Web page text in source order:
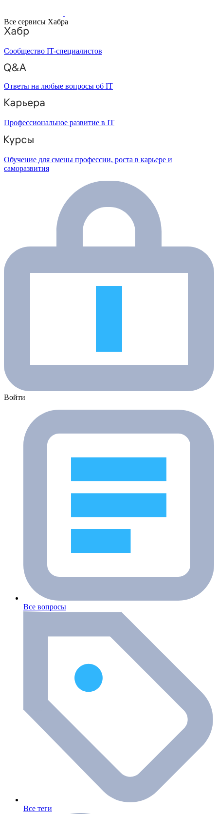
Все сервисы Хабра
Сообщество IT-специалистов
Ответы на любые вопросы об IT
Профессиональное развитие в IT
Обучение для смены профессии, роста в карьере и
саморазвития
Войти
Все вопросы
Все теги